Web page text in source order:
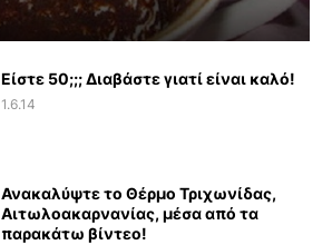
Είστε 50;;; Διαβάστε γιατί είναι καλό!
1.6.14
Ανακαλύψτε το Θέρμο Τριχωνίδας,
Αιτωλοακαρνανίας, μέσα από τα
παρακάτω βίντεο!